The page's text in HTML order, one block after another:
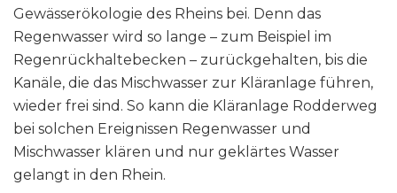
Gewässerökologie des Rheins bei. Denn das
Regenwasser wird so lange – zum Beispiel im
Regenrückhaltebecken – zurückgehalten, bis die
Kanäle, die das Mischwasser zur Kläranlage führen,
wieder frei sind. So kann die Kläranlage Rodderweg
bei solchen Ereignissen Regenwasser und
Mischwasser klären und nur geklärtes Wasser
gelangt in den Rhein.